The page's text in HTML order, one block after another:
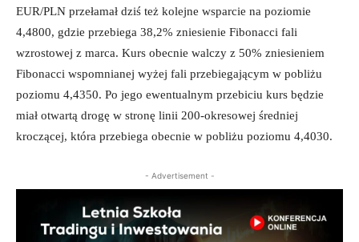
EUR/PLN przełamał dziś też kolejne wsparcie na poziomie
4,4800, gdzie przebiega 38,2% zniesienie Fibonacci fali
wzrostowej z marca. Kurs obecnie walczy z 50% zniesieniem
Fibonacci wspomnianej wyżej fali przebiegającym w pobliżu
poziomu 4,4350. Po jego ewentualnym przebiciu kurs będzie
miał otwartą drogę w stronę linii 200-okresowej średniej
kroczącej, która przebiega obecnie w pobliżu poziomu 4,4030.
- Advertisement -